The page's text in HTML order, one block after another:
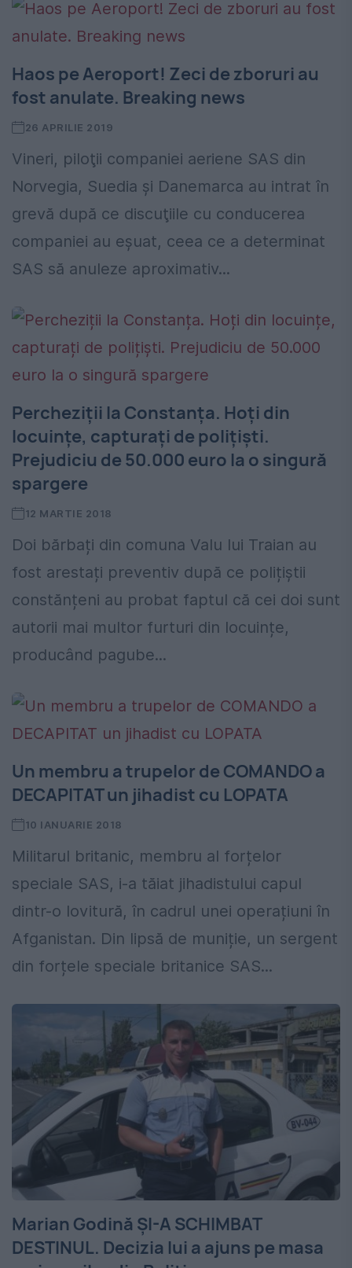
Haos pe Aeroport! Zeci de zboruri au
fost anulate. Breaking news
26 APRILIE 2019
Vineri, piloţii companiei aeriene SAS din
Norvegia, Suedia şi Danemarca au intrat în
grevă după ce discuţiile cu conducerea
companiei au eşuat, ceea ce a determinat
SAS să anuleze aproximativ...
Percheziții la Constanța. Hoți din
locuințe, capturați de polițiști.
Prejudiciu de 50.000 euro la o singură
spargere
12 MARTIE 2018
Doi bărbați din comuna Valu lui Traian au
fost arestați preventiv după ce polițiștii
constănțeni au probat faptul că cei doi sunt
autorii mai multor furturi din locuințe,
producând pagube...
Un membru a trupelor de COMANDO a
DECAPITAT un jihadist cu LOPATA
10 IANUARIE 2018
Militarul britanic, membru al forțelor
speciale SAS, i-a tăiat jihadistului capul
dintr-o lovitură, în cadrul unei operațiuni în
Afganistan. Din lipsă de muniție, un sergent
din forțele speciale britanice SAS...
Marian Godină ŞI-A SCHIMBAT
DESTINUL. Decizia lui a ajuns pe masa